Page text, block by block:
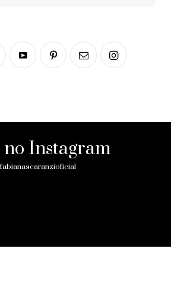
no Instagram
fabianascaranzioficial